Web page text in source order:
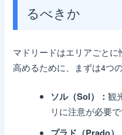
るべきか
マドリードはエリアごと
高めるために、まずは4つ
ソル（Sol）：観
リに注意が必要で